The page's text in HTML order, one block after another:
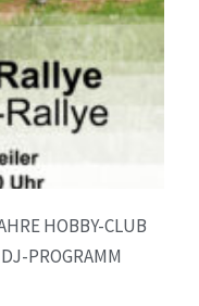
HOBBY-CLUB
PROGRAMM